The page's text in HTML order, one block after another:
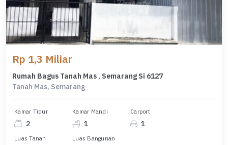
Rp 1,3 Miliar
Rumah Bagus Tanah Mas , Semarang Si 6127
Tanah Mas, Semarang
Kamar Tidur
2
Kamar Mandi
1
Carport
1
Luas Tanah Luas Bangunan